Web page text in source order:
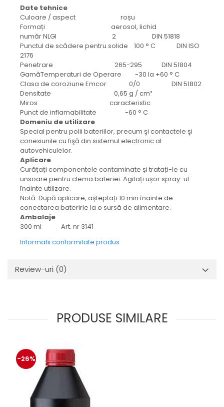
Electrice
Hidraulice
Cilindri hidraulici si burdufe
protectie
Grup electropompa
Bolturi, role si bucsi
MAMMUT LIFT
Mecanice
Electrice
Hidraulice
Motor electric si pompa hidraulica
Cilindru hidraulic si protectie
burduf
ERHEL - HYDRIS
Hidraulice
Electrice
Mecanice
Role, bucse si bolturi
Motoras electric si pompa
Consumabile
Date tehnice
Culoare / aspect roșu
Formați aerosol, lichid
număr NLGI 2 DIN 51818
Punctul de scădere pentru solide 100 ° C DIN ISO
2176
Penetrare 265-295 DIN 51804
GamăTemperaturi de Operare -30 la +60 ° C
Clasa de coroziune Emcor 0/0 DIN 51802
Densitate 0,65 g / cm³
Miros caracteristic
Punct de inflamabilitate -60 ° C
Domeniu de utilizare
Special pentru polii bateriilor, precum şi contactele şi
conexiunile cu fişă din sistemul electronic al
autovehiculelor.
Aplicare
Curățați componentele contaminate și tratați-le cu
unsoare pentru clema bateriei. Agitați ușor spray-ul
înainte utilizare.
Notă: După aplicare, așteptați 10 min înainte de
conectarea bateririe la o sursă de alimentare.
Ambalaje
300 ml Art. nr 3141
Informatii conformitate produs
Review-uri (0)
PRODUSE SIMILARE
-26%